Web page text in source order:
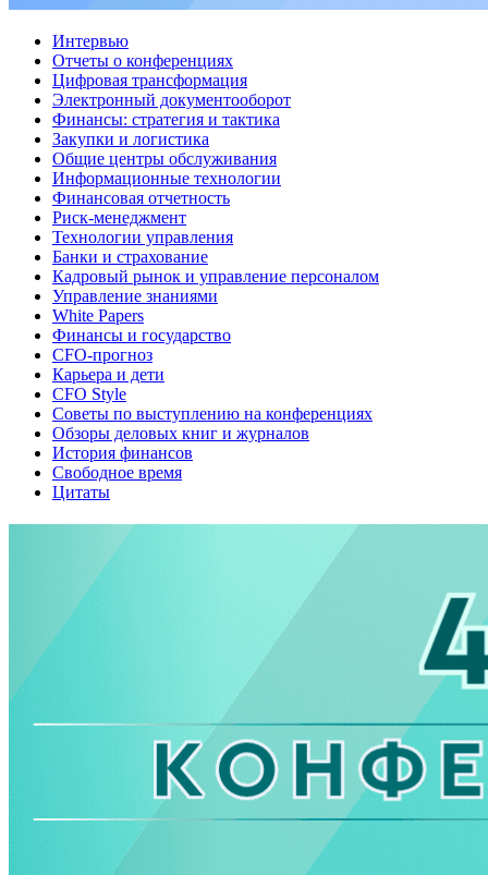
Интервью
Отчеты о конференциях
Цифровая трансформация
Электронный документооборот
Финансы: стратегия и тактика
Закупки и логистика
Общие центры обслуживания
Информационные технологии
Финансовая отчетность
Риск-менеджмент
Технологии управления
Банки и страхование
Кадровый рынок и управление персоналом
Управление знаниями
White Papers
Финансы и государство
CFO-прогноз
Карьера и дети
CFO Style
Советы по выступлению на конференциях
Обзоры деловых книг и журналов
История финансов
Свободное время
Цитаты